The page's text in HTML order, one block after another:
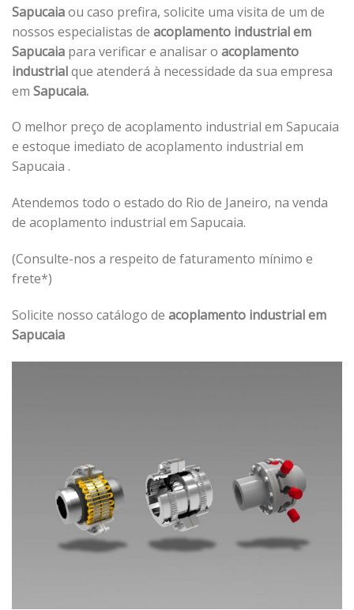
Sapucaiaou caso prefira, solicite uma visita de um de
nossos especialistas de acoplamento industrial em
Sapucaia para verificar e analisar o acoplamento
industrialque atenderá à necessidade da sua empresa
em Sapucaia.
O melhor preço de acoplamento industrial em Sapucaia
e estoque imediato de acoplamento industrial em
Sapucaia .
Atendemos todo o estado do Rio de Janeiro, na venda
de acoplamento industrial em Sapucaia.
(Consulte-nos a respeito de faturamento mínimo e
frete*)
Solicite nosso catálogo de acoplamento industrial em
Sapucaia